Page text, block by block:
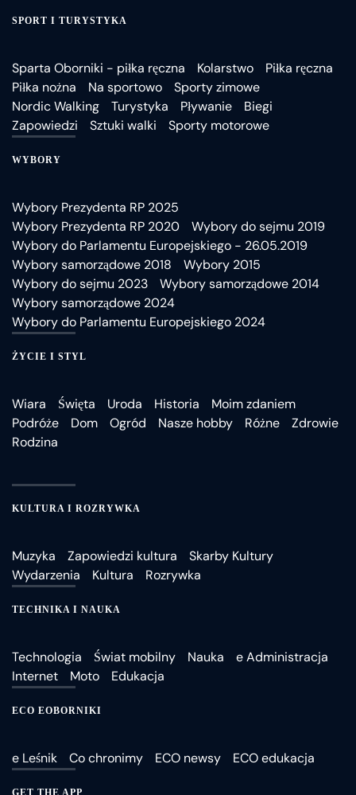
SPORT I TURYSTYKA
Sparta Oborniki - piłka ręczna Kolarstwo
Piłka ręczna
Piłka nożna
Na sportowo
Sporty zimowe
Nordic Walking
Turystyka Pływanie
Biegi
Zapowiedzi
Sztuki walki Sporty motorowe
WYBORY
Wybory Prezydenta RP 2025
Wybory Prezydenta RP 2020
Wybory do sejmu 2019
Wybory do Parlamentu Europejskiego - 26.05.2019
Wybory samorządowe 2018
Wybory 2015
Wybory do sejmu 2023
Wybory samorządowe 2014
Wybory samorządowe 2024
Wybory do Parlamentu Europejskiego 2024
ŻYCIE I STYL
Wiara Święta Uroda Historia
Moim zdaniem
Podróże
Dom Ogród Nasze hobby Różne
Zdrowie
Rodzina
KULTURA I ROZRYWKA
Muzyka Zapowiedzi kultura
Skarby Kultury
Wydarzenia
Kultura Rozrywka
TECHNIKA I NAUKA
Technologia Świat mobilny Nauka
e Administracja
Internet
Moto Edukacja
ECO EOBORNIKI
e Leśnik Co chronimy ECO newsy ECO edukacja
GET THE APP